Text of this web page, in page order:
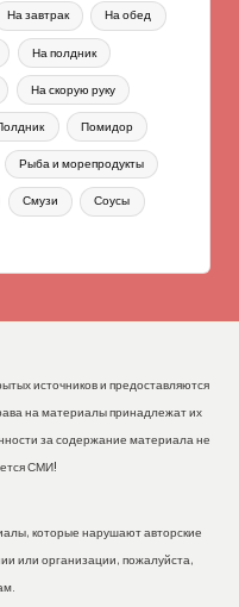
На завтрак На обед
На полдник
На скорую руку
Помидор
Рыба и морепродукты
Смузи Соусы
источников и предоставляются
на материалы принадлежат их
за содержание материала не
СМИ!
которые нарушают авторские
или организации, пожалуйста,